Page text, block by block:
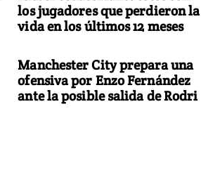
los jugadores que perdieron la
vida en los últimos 12 meses
Manchester City prepara una
ofensiva por Enzo Fernández
ante la posible salida de Rodri